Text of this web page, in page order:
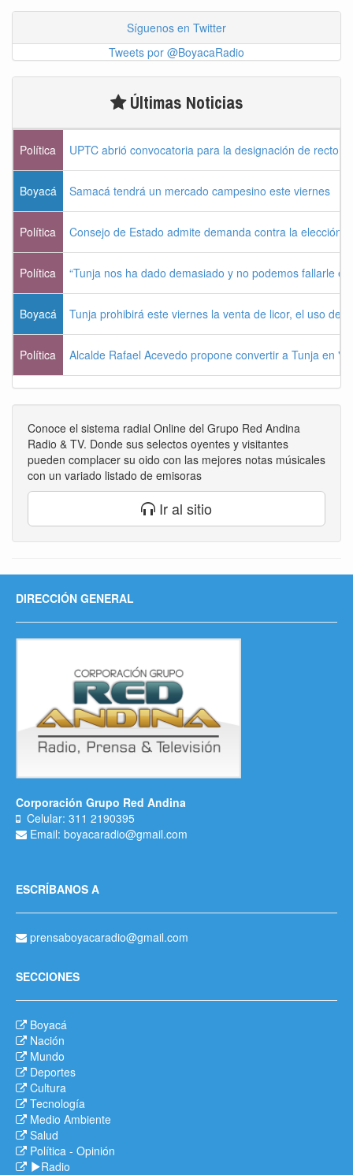
Síguenos en Twitter
Tweets por @BoyacaRadio
Últimas Noticias
Política UPTC abrió convocatoria para la designación de rector
Boyacá Samacá tendrá un mercado campesino este viernes
Política Consejo de Estado admite demanda contra la elección
Política “Tunja nos ha dado demasiado y no podemos fallarle
Boyacá Tunja prohibirá este viernes la venta de licor, el uso de
Política Alcalde Rafael Acevedo propone convertir a Tunja en
Conoce el sistema radial Online del Grupo Red Andina
Radio & TV. Donde sus selectos oyentes y visitantes
pueden complacer su oido con las mejores notas músicales
con un variado listado de emisoras
Ir al sitio
DIRECCIÓN GENERAL
Corporación Grupo Red Andina
Celular: 311 2190395
Email: boyacaradio@gmail.com
ESCRÍBANOS A
prensaboyacaradio@gmail.com
SECCIONES
Boyacá
Nación
Mundo
Deportes
Cultura
Tecnología
Medio Ambiente
Salud
Política - Opinión
Radio